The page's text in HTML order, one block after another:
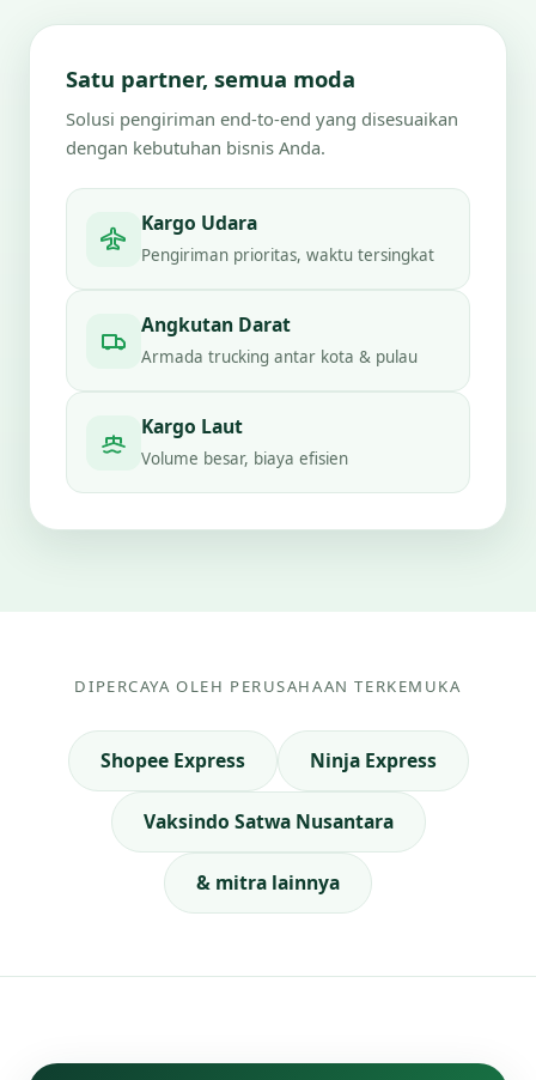
Satu partner, semua moda
Solusi pengiriman end-to-end yang disesuaikan
dengan kebutuhan bisnis Anda.
Kargo Udara
Pengiriman prioritas, waktu tersingkat
Angkutan Darat
Armada trucking antar kota & pulau
Kargo Laut
Volume besar, biaya efisien
DIPERCAYA OLEH PERUSAHAAN TERKEMUKA
Shopee Express Ninja Express
Vaksindo Satwa Nusantara
& mitra lainnya